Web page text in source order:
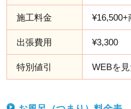
施工料金 ¥16,500+
出張費用 ¥3,300
特別値引 WEBを